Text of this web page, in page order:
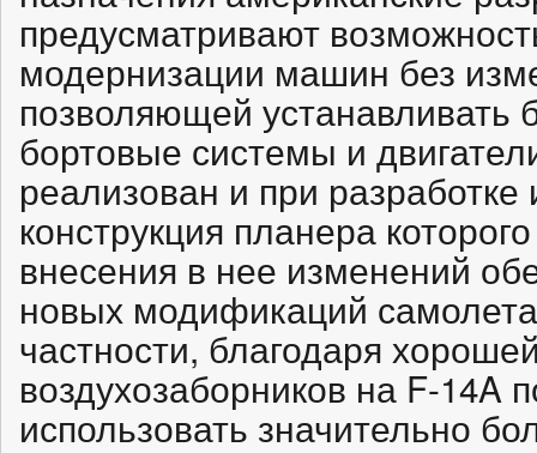
предусматривают
модернизации машин без
позволяющей устанавливать
бортовые системы и
реализован и при разработке
конструкция планера
внесения в нее изменений
новых модификаций
частности, благодаря
воздухозаборников на F-14A
использовать значительно